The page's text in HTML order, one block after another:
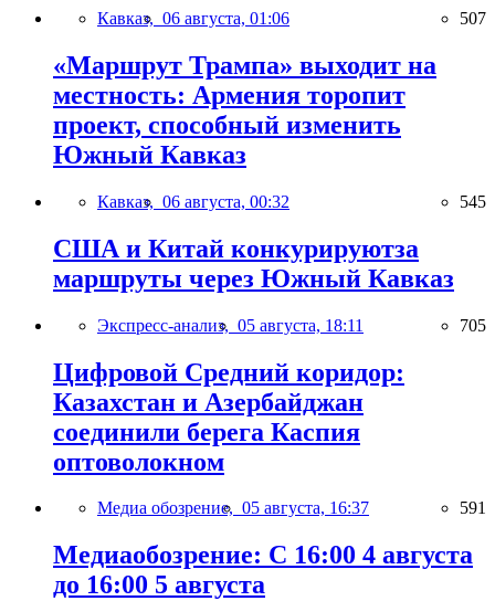
Кавказ, 06 августа, 01:06 507
«Маршрут Трампа» выходит на
местность: Армения торопит
проект, способный изменить
Южный Кавказ
Кавказ, 06 августа, 00:32 545
США и Китай конкурируютза
маршруты через Южный Кавказ
Экспресс-анализ, 05 августа, 18:11 705
Цифровой Средний коридор:
Казахстан и Азербайджан
соединили берега Каспия
оптоволокном
Медиа обозрение, 05 августа, 16:37 591
Медиаобозрение: С 16:00 4 августа
до 16:00 5 августа